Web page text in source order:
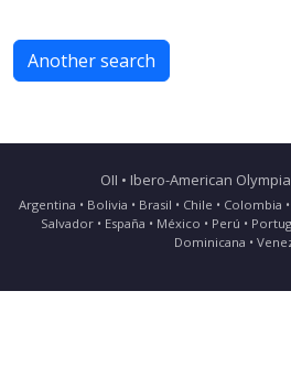
Another search
OII • Ibero-American
Argentina • Bolivia • Brasil • Chile • Colombia •
Salvador • España • México • Perú •
Dominicana •